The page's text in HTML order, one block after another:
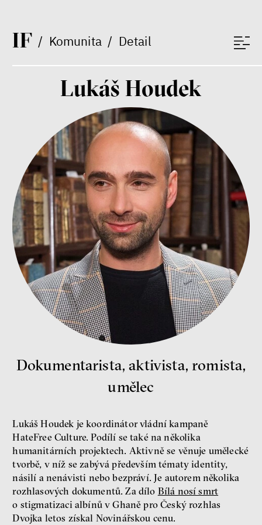
IF/ Komunita/ DetailMarkéta Pechová
Klára Šimáčková Laurenčíková
duševní zdraví rodina
péče
Závěrečná zpráva IF 2025
Bill McKibben
Environmentalista, spisovatel,
publicista
budeme mít, ale čí budou, říká
ekonom Palanský
Miroslav Palanský, Petr Bittner
rozhovor
Lukáš Houdek
Dokumentarista, aktivista, romista,
umělec
Lukáš Houdek je koordinátor vládní kampaně
HateFree Culture. Podílí se také na několika
humanitárních projektech. Aktivně se věnuje umělecké
tvorbě, v níž se zabývá především tématy identity,
násilí a nenávisti nebo bezpráví. Je autorem několika
rozhlasových dokumentů. Za dílo Bílá nosí smrt
o stigmatizaci albínů v Ghaně pro Český rozhlas
Dvojka letos získal Novinářskou cenu.